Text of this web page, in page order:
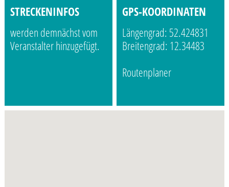
STRECKENINFOS
werden demnächst vom
Veranstalter hinzugefügt.
GPS-KOORDINATEN
Längengrad: 52.424831
Breitengrad: 12.34483
Routenplaner